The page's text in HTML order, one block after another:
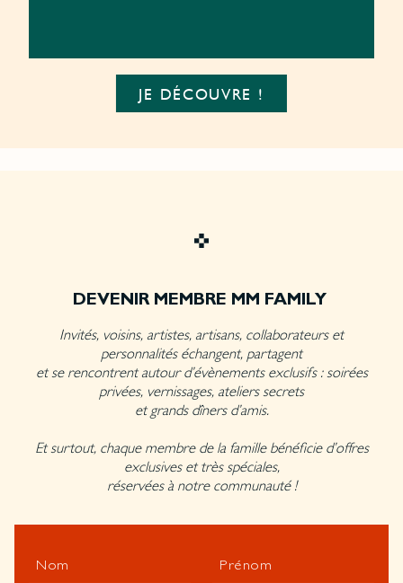
JE DÉCOUVRE !
DEVENIR MEMBRE MM FAMILY
Invités, voisins, artistes, artisans, collaborateurs et
personnalités échangent, partagent
et se rencontrent autour d’évènements exclusifs : soirées
privées, vernissages, ateliers secrets
et grands dîners d’amis.
Et surtout, chaque membre de la famille bénéficie d’offres
exclusives et très spéciales,
réservées à notre communauté !
Nom Prénom